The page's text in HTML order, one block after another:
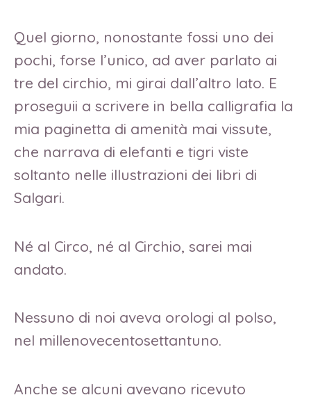
Quel giorno, nonostante fossi uno dei
pochi, forse l’unico, ad aver parlato ai
tre del circhio, mi girai dall’altro lato. E
proseguii a scrivere in bella calligrafia la
mia paginetta di amenità mai vissute,
che narrava di elefanti e tigri viste
soltanto nelle illustrazioni dei libri di
Salgari.
Né al Circo, né al Circhio, sarei mai
andato.
Nessuno di noi aveva orologi al polso,
nel millenovecentosettantuno.
Anche se alcuni avevano ricevuto